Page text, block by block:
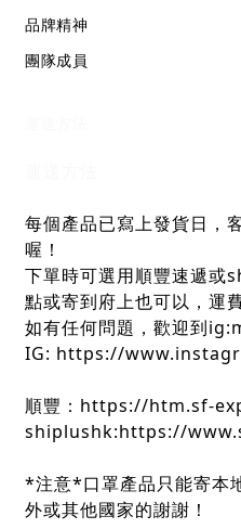
品牌精神
團隊成員
每個產品已寫上發貨日，
喔！
下單時可選用順豐速遞或
點或寄到府上也可以，運費
如有任何問題，歡迎到
IG: https://
順豐：https://htm.sf-
shiplushk:https://
*注意*口罩產品只能寄本
外或其他國家的謝謝！